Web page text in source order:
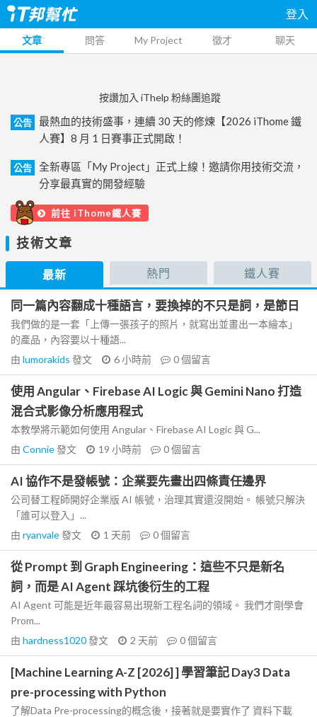
登入
文章 問答 My Project 徵才 聊天
按讚加入 iThelp 粉絲團追蹤
公告
最熱血的技術盛事，連續 30 天的修煉【2026 iThome 鐵
人賽】8 月 1 日賽事正式開啟！
公告
全新專區「My Project」正式上線！邀請你用技術交流，
分享最真實的開發經驗
前往 iThome鐵人賽
技術文章
最新 熱門 鐵人賽
同一篇內容翻成十種語言，要換掉的不只是詞，是節日
我們做的是一套「上傳一張孩子的照片，就寫出並畫出一本繪本」
的產品，內容要以十種語...
由 lumorakids 發文 6 小時前 0個留言
使用 Angular、Firebase AI Logic 與 Gemini Nano 打造
混合式影像分析應用程式
本教學將示範如何使用 Angular、Firebase AI Logic 與 G...
由 Connie發文 19 小時前 0個留言
AI 協作不是發帳號：企業要先畫出四條責任邊界
公司替工程師開好企業版 AI 帳號，治理其實還沒開始。 帳號只解決
「誰可以登入」...
由 ryanvale發文 1 天前 0個留言
從 Prompt 到 Graph Engineering：這些不只是新名
詞，而是 AI Agent 踩坑後衍生的工程
AI Agent 可能是近年最容易出現新工程名詞的領域。 我們才剛學會
Prom...
由 hardness1020發文 2 天前 0個留言
[Machine Learning A-Z [2026] ] 學習筆記 Day3 Data
pre-processing with Python
了解Data Pre-processing的概念後，接著就是要實作了 資料下載